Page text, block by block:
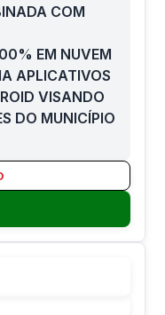
COM
EM NUVEM
APLICATIVOS
VISANDO
DO MUNICÍPIO